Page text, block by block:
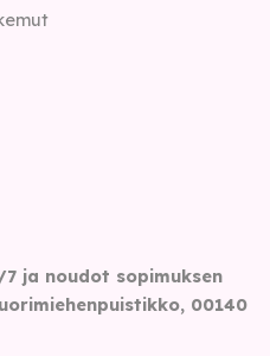
ja noudot sopimuksen
00140